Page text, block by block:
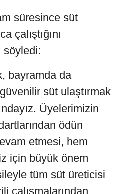
süresince süt
çalıştığını
söyledi:
bayramda da
süt ulaştırmak
Üyelerimizin
ödün
etmesi, hem
için büyük önem
tüm süt üreticisi
çalışmalarından